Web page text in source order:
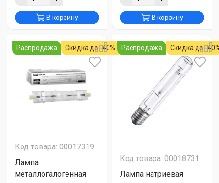
В корзину В корзину
Распродажа Скидка до -40%
Код товара: 00017319
Лампа
металлогалогенная
Распродажа Скидка до -
Код товара: 00018731
Лампа натриевая